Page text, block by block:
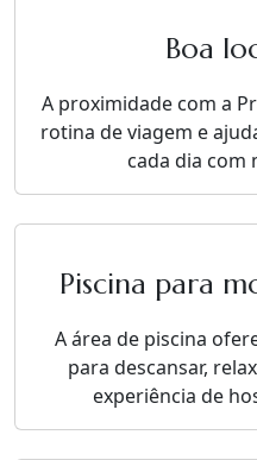
Boa
A proximidade com a
rotina de viagem e
cada dia com
Piscina para
A área de piscina
para descansar,
experiência de